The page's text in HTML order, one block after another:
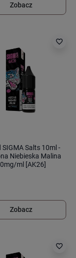
Zobacz
favorite_border
SIGMA Salts 10ml -
Niebieska Malina
ml [AK26]
Zobacz
favorite_border